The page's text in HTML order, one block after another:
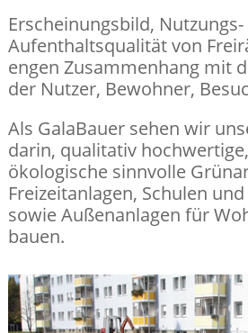
Erscheinungsbild,
Aufenthaltsqualität von
engen Zusammenhang mit
der Nutzer, Bewohner,
Als GalaBauer sehen wir
darin, qualitativ
ökologische sinnvolle
Freizeitanlagen, Schulen
sowie Außenanlagen für
bauen.